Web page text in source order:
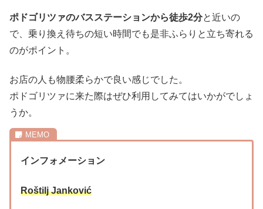
ポドゴリツァのバスステーションから徒歩2分と近いの
で、乗り換え待ちの短い時間でも是非ふらりと立ち寄れる
のがポイント。
お店の人も物腰柔らかで良い感じでした。
ポドゴリツァに来た際はぜひ利用してみてはいかがでしょ
うか。
インフォメーション
Roštilj Janković